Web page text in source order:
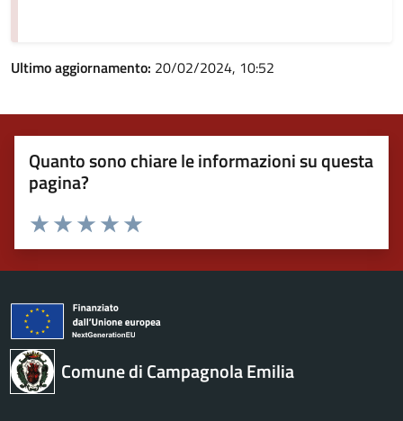
Ultimo aggiornamento: 20/02/2024, 10:52
Quanto sono chiare le informazioni su questa
pagina?
Valuta 5 stelle su 5
Valuta 4 stelle su 5
Valuta 3 stelle su 5
Valuta 2 stelle su 5
Valuta 1 stelle su 5
Comune di Campagnola Emilia